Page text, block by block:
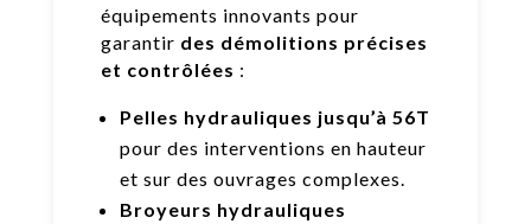
équipements innovants pour
garantir des démolitions précises
et contrôlées :
Pelles hydrauliques jusqu’à 56T
pour des interventions en hauteur
et sur des ouvrages complexes.
Broyeurs hydrauliques